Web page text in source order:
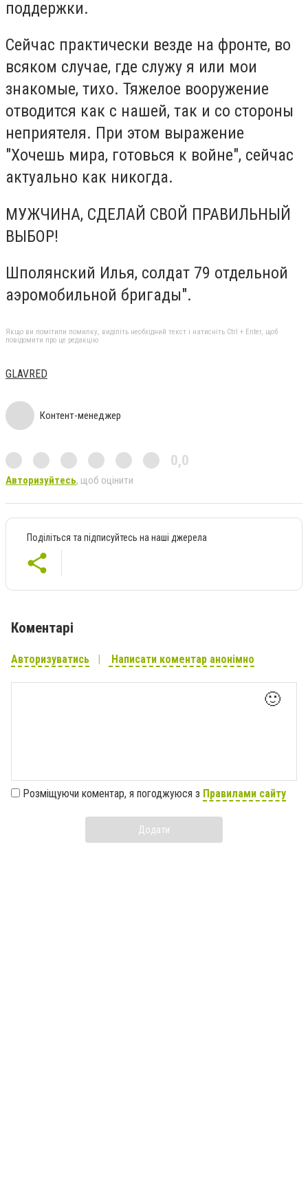
поддержки.
Сейчас практически везде на фронте, во
всяком случае, где служу я или мои
знакомые, тихо. Тяжелое вооружение
отводится как с нашей, так и со стороны
неприятеля. При этом выражение
"Хочешь мира, готовься к войне", сейчас
актуально как никогда.
МУЖЧИНА, СДЕЛАЙ СВОЙ ПРАВИЛЬНЫЙ
ВЫБОР!
Шполянский Илья, солдат 79 отдельной
аэромобильной бригады".
Якщо ви помітили помилку, виділіть необхідний текст і натисніть Ctrl + Enter, щоб
повідомити про це редакцію
GLAVRED
Контент-менеджер
0,0
Авторизуйтесь, щоб оцінити
Поділіться та підписуйтесь на наші джерела
Коментарі
Авторизуватись Написати коментар анонімно
🙂
Розміщуючи коментар, я погоджуюся з Правилами сайту
Додати